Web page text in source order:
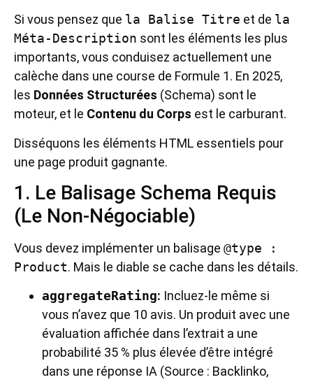
Si vous pensez que la Balise Titre et de la
Méta-Description sont les éléments les plus
importants, vous conduisez actuellement une
calèche dans une course de Formule 1. En 2025,
les Données Structurées (Schema) sont le
moteur, et le Contenu du Corps est le carburant.
Disséquons les éléments HTML essentiels pour
une page produit gagnante.
1. Le Balisage Schema Requis
(Le Non-Négociable)
Vous devez implémenter un balisage @type :
Product. Mais le diable se cache dans les détails.
aggregateRating: Incluez-le même si
vous n’avez que 10 avis. Un produit avec une
évaluation affichée dans l’extrait a une
probabilité 35 % plus élevée d’être intégré
dans une réponse IA (Source : Backlinko,